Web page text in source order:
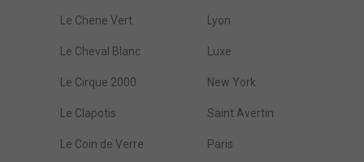
Le Chene Vert Lyon
Le Cheval Blanc Luxe
Le Cirque 2000 New York
Le Clapotis Saint Avertin
Le Coin de Verre Paris